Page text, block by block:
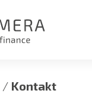
/ Kontakt